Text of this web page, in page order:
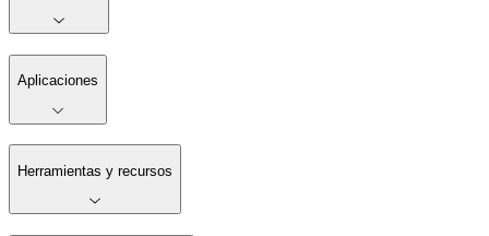
Aplicaciones
Herramientas y recursos